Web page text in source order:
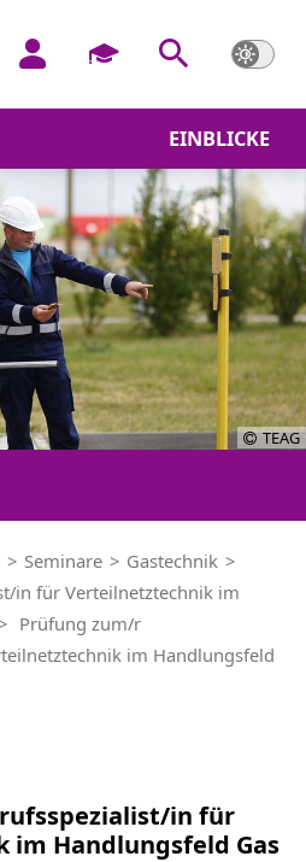
EINBLICKE
TEAG
Seminare
Gastechnik
in für Verteilnetztechnik im
Prüfung zum/r
im Handlungsfeld
in für
Handlungsfeld Gas